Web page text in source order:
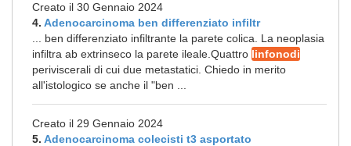
Creato il 30 Gennaio 2024
4. Adenocarcinoma ben differenziato infiltr
... ben differenziato infiltrante la parete colica. La neoplasia
infiltra ab extrinseco la parete ileale.Quattro linfonodi
periviscerali di cui due metastatici. Chiedo in merito
all'istologico se anche il "ben ...
Creato il 29 Gennaio 2024
5. Adenocarcinoma colecisti t3 asportato